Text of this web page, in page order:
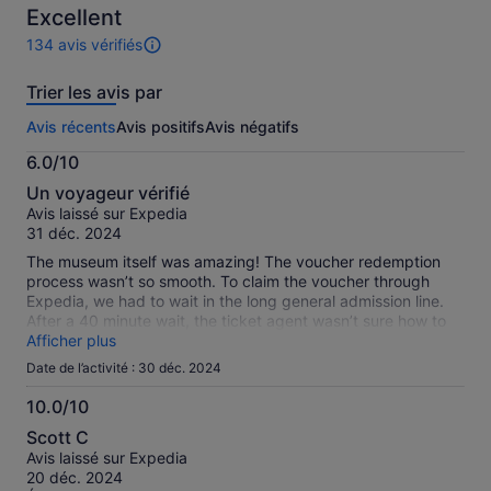
de
44 €
adulte
Excellent
134 avis vérifiés
134 avis
cette
Plus
d’informations
sur
nos
avis
vérifiés
Trier les avis par
Avis récentsAvis positifsAvis négatifs
6.0/10
6.0
sur
10
Un voyageur vérifié
Avis laissé sur Expedia
31 déc. 2024
The museum itself was amazing! The voucher redemption
process wasn’t so smooth. To claim the voucher through
Expedia, we had to wait in the long general admission line.
After a 40 minute wait, the ticket agent wasn’t sure how to
process the redemption code and had to call a manager.
From there, I had to send an email with the voucher codes to
the ticket agent to print our tickets into the museum. I’m total
it took us nearly a hour to get in, and would have been faster
had we purchased our tickets directly through the museum’s
website. It wouldn’tbe great to see this admission process
more streamlined if purchasing through Expedia.
Afficher plus
Date de l’activité : 30 déc. 2024
10.0/10
10.0
sur
10
Scott C
Avis laissé sur Expedia
20 déc. 2024